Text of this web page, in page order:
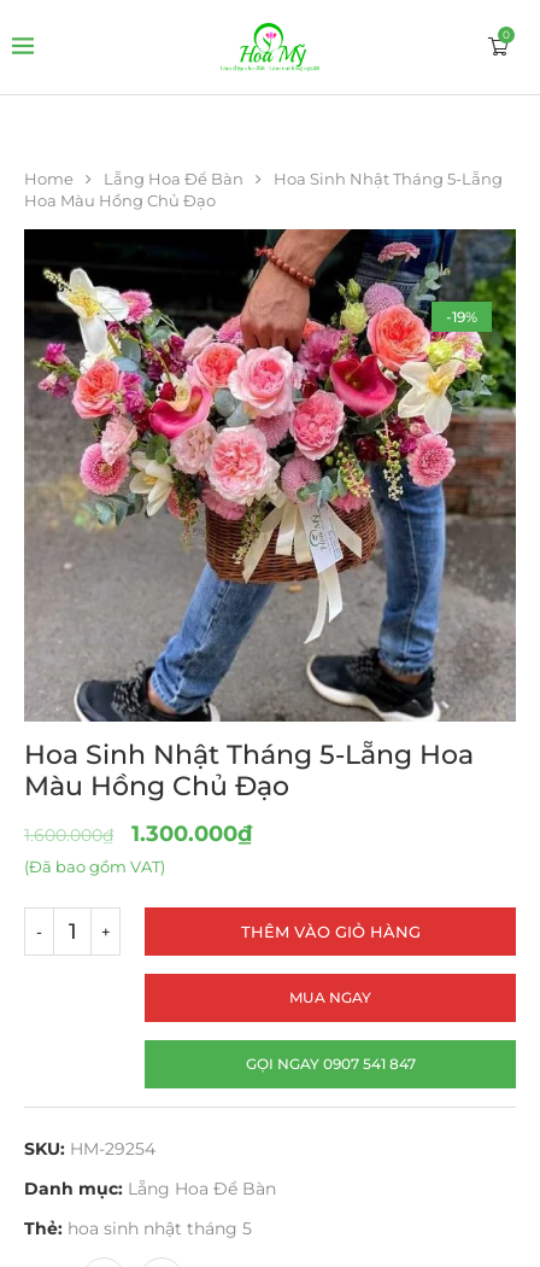
0
Home Lẵng Hoa Để Bàn
Hoa Sinh Nhật Tháng 5-Lẵng
Hoa Màu Hồng Chủ Đạo
-19%
Hoa Sinh Nhật Tháng 5-Lẵng Hoa
Màu Hồng Chủ Đạo
1.600.000₫ 1.300.000₫
(Đã bao gồm VAT)
THÊM VÀO GIỎ HÀNG
MUA NGAY
GỌI NGAY 0907 541 847
SKU: HM-29254
Danh mục: Lẵng Hoa Để Bàn
Thẻ: hoa sinh nhật tháng 5